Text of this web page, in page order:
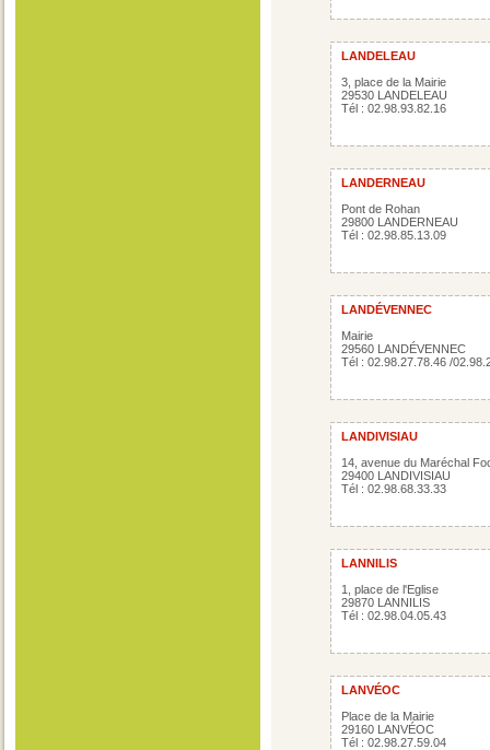
LANDELEAU
3, place de la Mairie
29530 LANDELEAU
Tél : 02.98.93.82.16
LANDERNEAU
Pont de Rohan
29800 LANDERNEAU
Tél : 02.98.85.13.09
LANDÉVENNEC
Mairie
29560 LANDÉVENNEC
Tél : 02.98.27.78.46 /
LANDIVISIAU
14, avenue du Maréchal
29400 LANDIVISIAU
Tél : 02.98.68.33.33
LANNILIS
1, place de l'Eglise
29870 LANNILIS
Tél : 02.98.04.05.43
LANVÉOC
Place de la Mairie
29160 LANVÉOC
Tél : 02.98.27.59.04